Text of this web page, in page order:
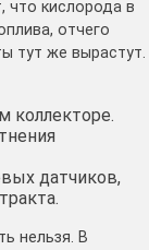
что кислорода в
отчего
тут же вырастут.
коллекторе.
датчиков,
нельзя. В